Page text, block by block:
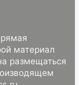
материал
размещаться